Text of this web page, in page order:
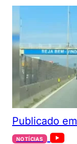
Publicado em
NOTÍCIAS